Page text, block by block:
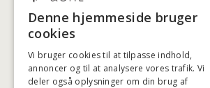
HANDELSBETINGELSER
LEVERING OG RETURET
FORTRYDELSESRET
KLAGER
Denne hjemmeside bruger
cookies
Vi bruger cookies til at tilpasse indhold,
annoncer og til at analysere vores trafik. Vi
deler også oplysninger om din brug af